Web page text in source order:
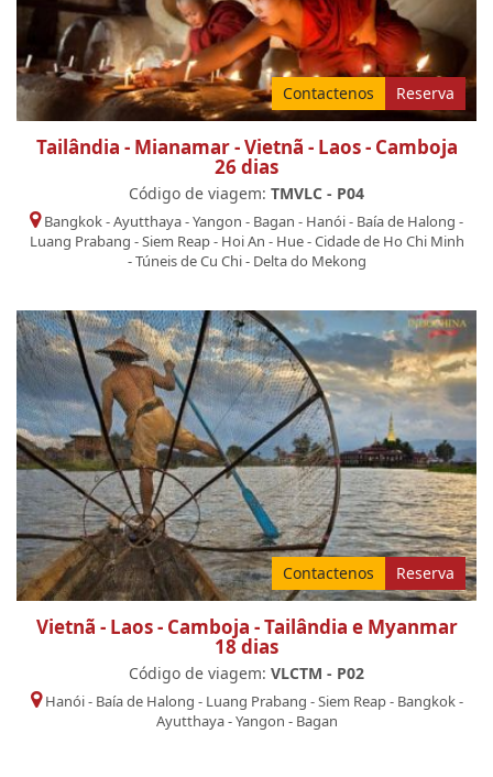
Contactenos Reserva
Tailândia - Mianamar - Vietnã - Laos - Camboja
26 dias
Código de viagem: TMVLC - P04
Bangkok-Ayutthaya-Yangon - Bagan - Hanói- Baía de Halong -
Luang Prabang -Siem Reap- Hoi An - Hue-Cidade de Ho Chi Minh
-Túneis de Cu Chi- Delta do Mekong
Contactenos Reserva
Vietnã - Laos - Camboja - Tailândia e Myanmar
18 dias
Código de viagem: VLCTM - P02
Hanói- Baía de Halong - Luang Prabang -Siem Reap- Bangkok-
Ayutthaya-Yangon - Bagan